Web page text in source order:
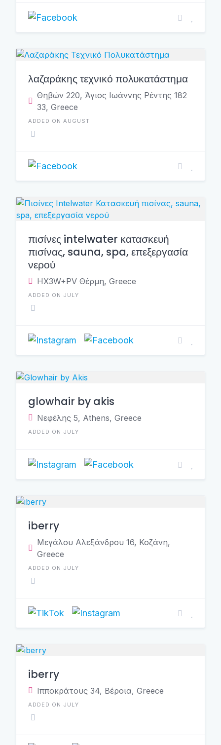
λαζαράκης τεχνικό πολυκατάστημα
Θηβών 220, Άγιος Ιωάννης Ρέντης 182
33, Greece
ADDED ON AUGUST
πισίνες intelwater κατασκευή
πισίνας, sauna, spa, επεξεργασία
νερού
HX3W+PV Θέρμη, Greece
ADDED ON JULY
glowhair by akis
Νεφέλης 5, Athens, Greece
ADDED ON JULY
iberry
Μεγάλου Αλεξάνδρου 16, Κοζάνη,
Greece
ADDED ON JULY
iberry
Ιπποκράτους 34, Βέροια, Greece
ADDED ON JULY